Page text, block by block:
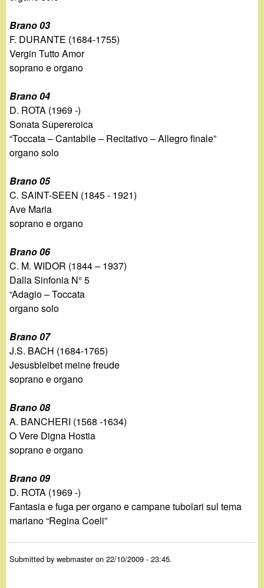
Brano 03
F. DURANTE (1684-1755)
Vergin Tutto Amor
soprano e organo
Brano 04
D. ROTA (1969 -)
Sonata Supereroica
“Toccata – Cantabile – Recitativo – Allegro finale”
organo solo
Brano 05
C. SAINT-SEEN (1845 - 1921)
Ave Maria
soprano e organo
Brano 06
C. M. WIDOR (1844 – 1937)
Dalla Sinfonia N° 5
“Adagio – Toccata
organo solo
Brano 07
J.S. BACH (1684-1765)
Jesusbleibet meine freude
soprano e organo
Brano 08
A. BANCHERI (1568 -1634)
O Vere Digna Hostia
soprano e organo
Brano 09
D. ROTA (1969 -)
Fantasia e fuga per organo e campane tubolari sul tema
mariano “Regina Coeli”
Submitted bywebmasteron 22/10/2009 - 23:45.